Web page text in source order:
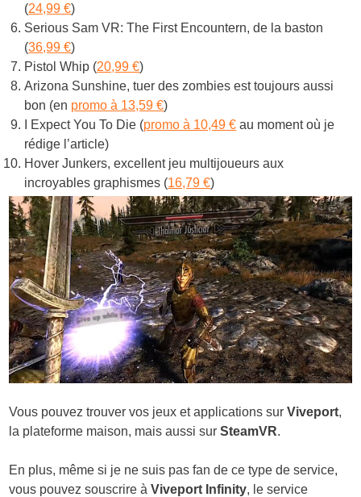
(24,99 €)
Serious Sam VR: The First Encountern, de la baston
(36,99 €)
Pistol Whip (20,99 €)
Arizona Sunshine, tuer des zombies est toujours aussi
bon (en promo à 13,59 €)
I Expect You To Die (promo à 10,49 € au moment où je
rédige l’article)
Hover Junkers, excellent jeu multijoueurs aux
incroyables graphismes (16,79 €)
Vous pouvez trouver vos jeux et applications surViveport,
la plateforme maison, mais aussi surSteamVR.
En plus, même si je ne suis pas fan de ce type de service,
vous pouvez souscrire àViveport Infinity, le service